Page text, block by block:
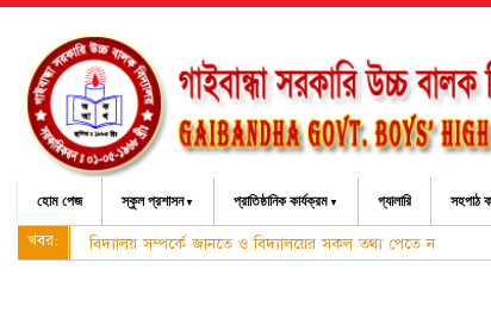
হোম পেজ স্কুল প্রশাসন প্রাতিষ্ঠানিক কার্যক্রম গ্যালারি সহপাঠ
খবর: বিদ্যালয় সম্পর্কে জানতে ও বিদ্যালয়ের সকল তথ্য পেতে নিয়মিত